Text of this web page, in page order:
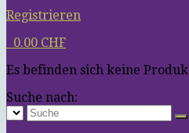
Registrieren
0.00 CHF
Es befinden sich keine
Suche nach: